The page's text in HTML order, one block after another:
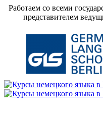
Работаем со всеми
представителем